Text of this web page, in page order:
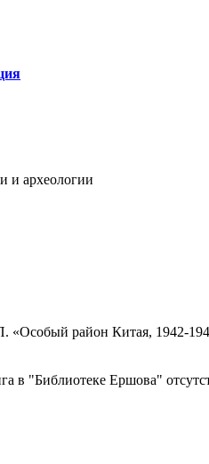
и археологии
район Китая, 1942-
в "Библиотеке Ершова"